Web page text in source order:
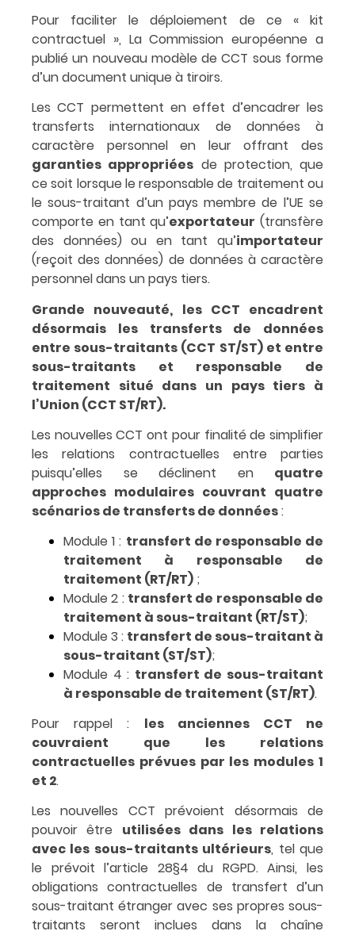
Pour faciliter le déploiement de ce « kit
contractuel », La Commission européenne a
publié un nouveau modèle de CCT sous forme
d’un document unique à tiroirs.
Les CCT permettent en effet d’encadrer les
transferts internationaux de données à
caractère personnel en leur offrant des
garanties appropriées de protection, que
ce soit lorsque le responsable de traitement ou
le sous-traitant d’un pays membre de l’UE se
comporte en tant qu’exportateur (transfère
des données) ou en tant qu’importateur
(reçoit des données) de données à caractère
personnel dans un pays tiers.
Grande nouveauté, les CCT encadrent
désormais les transferts de données
entre sous-traitants (CCT ST/ST) et entre
sous-traitants et responsable de
traitement situé dans un pays tiers à
l’Union (CCT ST/RT).
Les nouvelles CCT ont pour finalité de simplifier
les relations contractuelles entre parties
puisqu’elles se déclinent en quatre
approches modulaires couvrant quatre
scénarios de transferts de données:
Module 1 : transfert de responsable de
traitement à responsable de
traitement (RT/RT) ;
Module 2 : transfert de responsable de
traitement à sous-traitant (RT/ST);
Module 3 : transfert de sous-traitant à
sous-traitant (ST/ST);
Module 4 : transfert de sous-traitant
à responsable de traitement (ST/RT).
Pour rappel : les anciennes CCT ne
couvraient que les relations
contractuelles prévues par les modules 1
et 2.
Les nouvelles CCT prévoient désormais de
pouvoir être utilisées dans les relations
avec les sous-traitants ultérieurs, tel que
le prévoit l’article 28§4 du RGPD. Ainsi, les
obligations contractuelles de transfert d’un
sous-traitant étranger avec ses propres sous-
traitants seront inclues dans la chaîne